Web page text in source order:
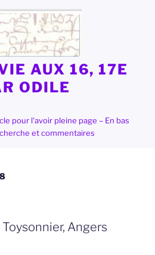
AUX 16, 17E
ODILE
pour l'avoir pleine page – En bas
et commentaires
Angers